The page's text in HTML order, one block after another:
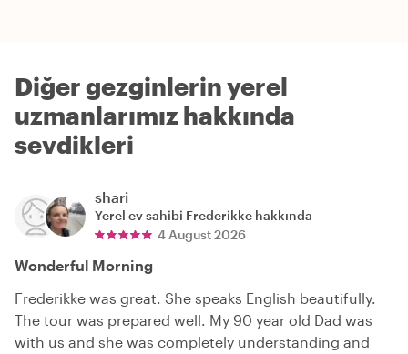
Diğer gezginlerin yerel
uzmanlarımız hakkında
sevdikleri
shari
Yerel ev sahibi Frederikke hakkında
4 August 2026
Wonderful Morning
Frederikke was great. She speaks English beautifully.
The tour was prepared well. My 90 year old Dad was
with us and she was completely understanding and